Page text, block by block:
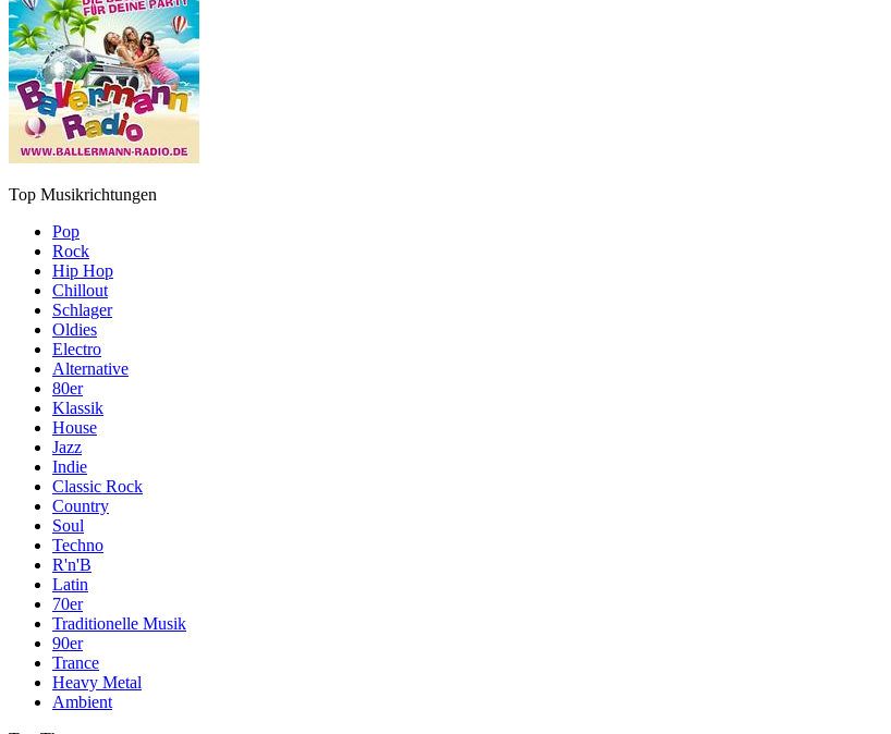
Top Musikrichtungen
Pop
Rock
Hip Hop
Chillout
Schlager
Oldies
Electro
Alternative
80er
Klassik
House
Jazz
Indie
Classic Rock
Country
Soul
Techno
R'n'B
Latin
70er
Traditionelle Musik
90er
Trance
Heavy Metal
Ambient